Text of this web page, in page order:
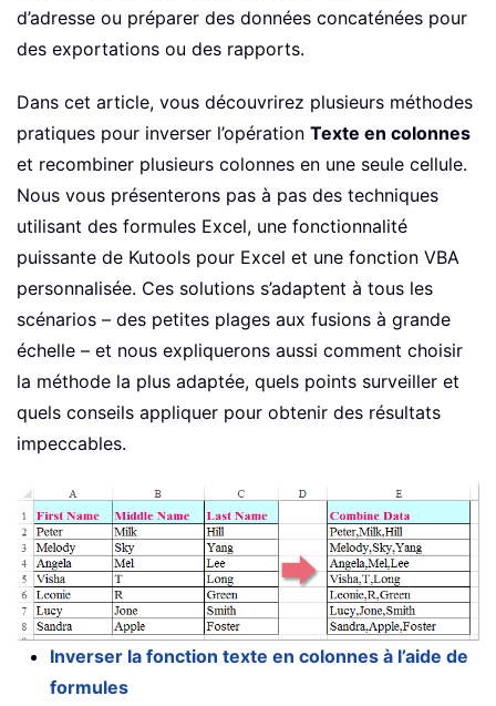
d’adresse ou préparer des données concaténées pour
des exportations ou des rapports.
Dans cet article, vous découvrirez plusieurs méthodes
pratiques pour inverser l’opération Texte en colonnes
et recombiner plusieurs colonnes en une seule cellule.
Nous vous présenterons pas à pas des techniques
utilisant des formules Excel, une fonctionnalité
puissante de Kutools pour Excel et une fonction VBA
personnalisée. Ces solutions s’adaptent à tous les
scénarios – des petites plages aux fusions à grande
échelle – et nous expliquerons aussi comment choisir
la méthode la plus adaptée, quels points surveiller et
quels conseils appliquer pour obtenir des résultats
impeccables.
Inverser la fonction texte en colonnes à l’aide de
formules